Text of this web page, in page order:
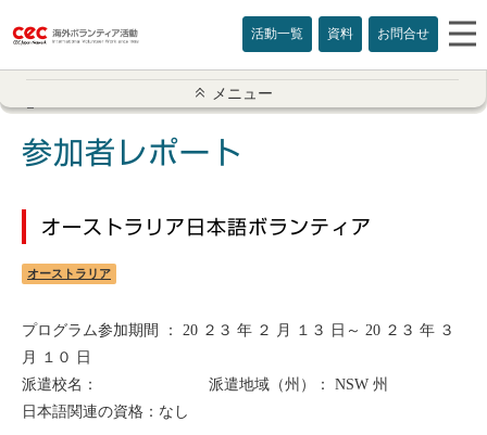
活動一覧 資料 お問合せ
参加者レポート一覧
アメリカ
カナダ
カンボジア
メニュー
参加者レポート
オーストラリア日本語ボランティア
オーストラリア
プログラム参加期間 ： 20 ２３ 年 ２ 月 １３ 日～ 20 ２３ 年 ３
月 １０ 日
派遣校名： 派遣地域（州）： NSW 州
日本語関連の資格：なし